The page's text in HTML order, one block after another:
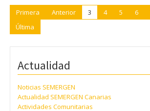
Primera Anterior 3 4 5 6
Última
Actualidad
Noticias SEMERGEN
Actualidad SEMERGEN Canarias
Actividades Comunitarias